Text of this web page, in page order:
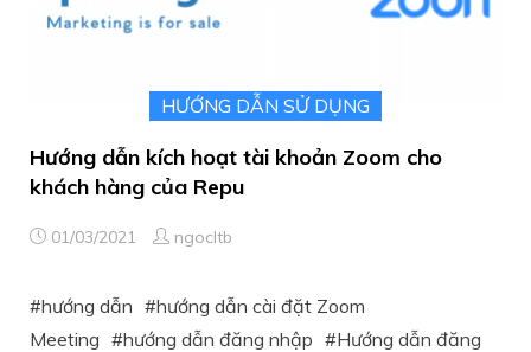
HƯỚNG DẪN SỬ DỤNG
Hướng dẫn kích hoạt tài khoản Zoom cho
khách hàng của Repu
01/03/2021 ngocltb
hướng dẫn
hướng dẫn cài đặt Zoom
Meeting
hướng dẫn đăng nhập
Hướng dẫn đăng